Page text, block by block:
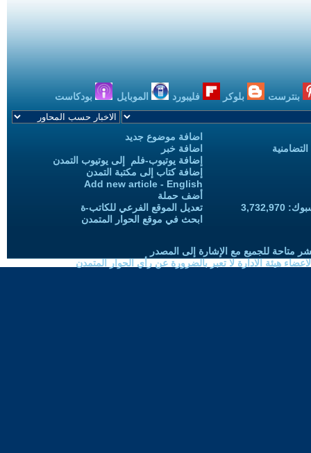
بنترست بلوكر فليبورد الموبايل بودكاست
اضافة موضوع جديد
اضافة خبر
إضافة يوتيوب-فلم إلى يوتيوب التمدن
إضافة كتاب إلى مكتبة التمدن
Add new article - English
أضف حملة
تعديل الموقع الفرعي للكاتب-ة
ابحث في موقع الحوار المتمدن
متاحة للجميع مع الإشارة إلى المصدر
هيئة الادارة لا تعبر بالضرورة عن رأي الحوار المتمدن